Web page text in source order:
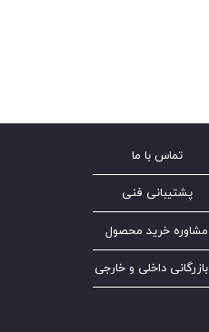
تماس با ما
پشتیبانی فنی
مشاوره خرید محصول
بازرگانی داخلی و خارجی